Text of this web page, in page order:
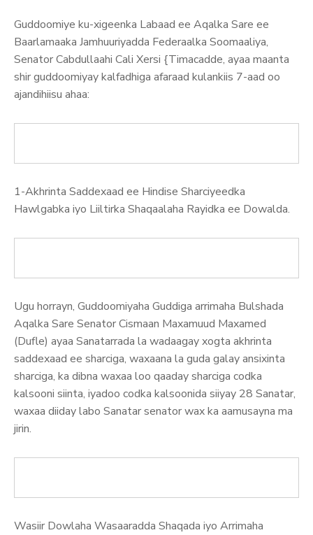
Guddoomiye ku-xigeenka Labaad ee Aqalka Sare ee
Baarlamaaka Jamhuuriyadda Federaalka Soomaaliya,
Senator Cabdullaahi Cali Xersi {Timacadde, ayaa maanta
shir guddoomiyay kalfadhiga afaraad kulankiis 7-aad oo
ajandihiisu ahaa:
1-Akhrinta Saddexaad ee Hindise Sharciyeedka
Hawlgabka iyo Liiltirka Shaqaalaha Rayidka ee Dowalda.
Ugu horrayn, Guddoomiyaha Guddiga arrimaha Bulshada
Aqalka Sare Senator Cismaan Maxamuud Maxamed
(Dufle) ayaa Sanatarrada la wadaagay xogta akhrinta
saddexaad ee sharciga, waxaana la guda galay ansixinta
sharciga, ka dibna waxaa loo qaaday sharciga codka
kalsooni siinta, iyadoo codka kalsoonida siiyay 28 Sanatar,
waxaa diiday labo Sanatar senator wax ka aamusayna ma
jirin.
Wasiir Dowlaha Wasaaradda Shaqada iyo Arrimaha